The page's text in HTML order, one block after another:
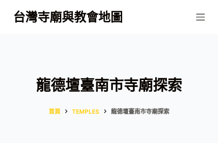
跳
至
台灣寺廟與教會地圖
龍德壇臺南市寺廟探索
首頁 TEMPLES 龍德壇臺南市寺廟探索